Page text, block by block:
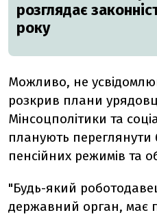
розглядає
року
Можливо, не
розкрив плани
Мінсоцполітики та
планують переглянути
пенсійних режимів та
"Будь-який
державний орган, має